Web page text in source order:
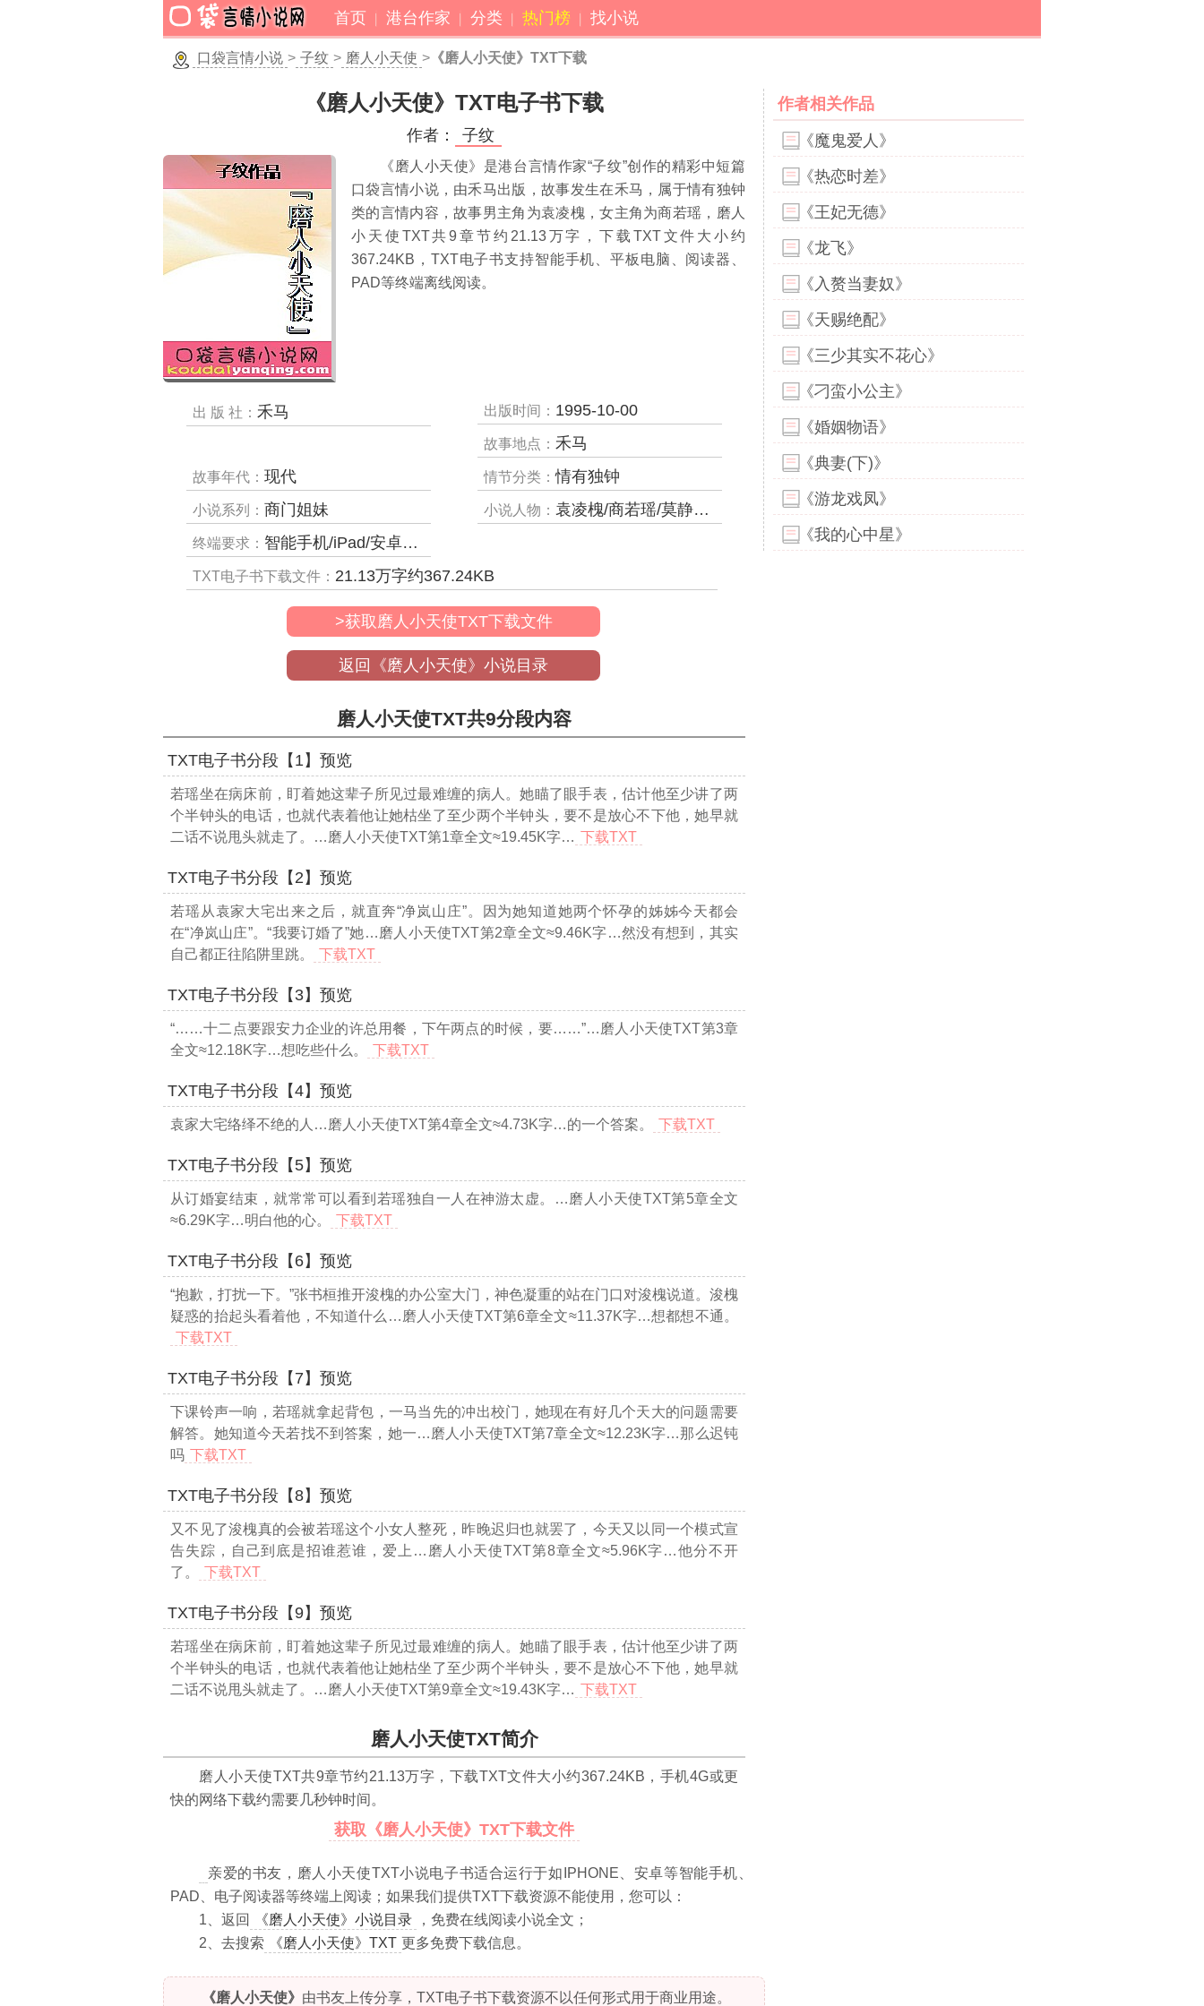
首页 港台作家 分类 热门榜 找小说
口袋言情小说 > 子纹 > 磨人小天使 > 《磨人小天使》TXT下载
《磨人小天使》TXT电子书下载
作者： 子纹
《磨人小天使》是港台言情作家“子纹”创作的精彩中短篇
口袋言情小说，由禾马出版，故事发生在禾马，属于情有独钟
类的言情内容，故事男主角为袁凌槐，女主角为商若瑶，磨人
小天使TXT共9 章节约 21.13万字，下载TXT文件大小约
367.24KB，TXT电子书支持智能手机、平板电脑、阅读器、
PAD等终端离线阅读。
出 版 社： 禾马 出版时间： 1995-10-00
故事地点： 禾马
故事年代： 现代 情节分类：情有独钟
小说系列： 商门姐妹 小说人物： 袁凌槐/商若瑶/莫静婷,卓风
终端要求： 智能手机/iPad/安卓平板/电子阅读器/MP4等
TXT电子书下载文件： 21.13万字约367.24KB
>获取磨人小天使TXT下载文件
返回《磨人小天使》小说目录
磨人小天使TXT共9分段内容
TXT电子书分段【1】预览
若瑶坐在病床前，盯着她这辈子所见过最难缠的病人。她瞄了眼手表，估计他至少讲了两
个半钟头的电话，也就代表着他让她枯坐了至少两个半钟头，要不是放心不下他，她早就
二话不说甩头就走了。
…磨人小天使TXT第1章全文≈19.45K字… 下载TXT
TXT电子书分段【2】预览
若瑶从袁家大宅出来之后，就直奔“净岚山庄”。因为她知道她两个怀孕的姊姊今天都会
在“净岚山庄”。“我要订婚了”她…磨人小天使TXT第2章全文≈9.46K字…然没有想到，其实
自己都正往陷阱里跳。
下载TXT
TXT电子书分段【3】预览
“……十二点要跟安力企业的许总用餐，下午两点的时候，要……”…磨人小天使TXT第3章
全文≈12.18K字…想吃些什么。 下载TXT
TXT电子书分段【4】预览
袁家大宅络绎不绝的人 …磨人小天使TXT第4章全文≈4.73K字…的一个答案。 下载TXT
TXT电子书分段【5】预览
从订婚宴结束，就常常可以看到若瑶独自一人在神游太虚。
…磨人小天使TXT第5章全文
≈6.29K字…明白他的心。 下载TXT
TXT电子书分段【6】预览
“抱歉，打扰一下。”张书桓推开浚槐的办公室大门，神色凝重的站在门口对浚槐说道。浚槐
疑惑的抬起头看着他，不知道什么 …磨人小天使TXT第6章全文≈11.37K字…想都想不通。
下载TXT
TXT电子书分段【7】预览
下课铃声一响，若瑶就拿起背包，一马当先的冲出校门，她现在有好几个天大的问题需要
解答。她知道今天若找不到答案，她一…磨人小天使TXT第7章全文≈12.23K字…那么迟钝
吗 下载TXT
TXT电子书分段【8】预览
又不见了浚槐真的会被若瑶这个小女人整死，昨晚迟归也就罢了，今天又以同一个模式宣
告失踪，自己到底是招谁惹谁，爱上 …磨人小天使TXT第8章全文≈5.96K字…他分不开
了。
下载TXT
TXT电子书分段【9】预览
若瑶坐在病床前，盯着她这辈子所见过最难缠的病人。她瞄了眼手表，估计他至少讲了两
个半钟头的电话，也就代表着他让她枯坐了至少两个半钟头，要不是放心不下他，她早就
二话不说甩头就走了。
…磨人小天使TXT第9章全文≈19.43K字… 下载TXT
磨人小天使TXT简介
磨人小天使TXT共9章节约21.13万字，下载TXT文件大小约367.24KB，手机4G或更
快的网络下载约需要几秒钟时间。
获取《磨人小天使》TXT下载文件
亲爱的书友，磨人小天使TXT小说电子书适合运行于如IPHONE、安卓等智能手机、
PAD、电子阅读器等终端上阅读；如果我们提供TXT下载资源不能使用，您可以：
1、返回
《磨人小天使》小说目录
，免费在线阅读小说全文；
2、去搜索
《磨人小天使》TXT 更多免费下载信息。
《磨人小天使》 由书友上传分享，TXT电子书下载资源不以任何形式用于商业用途。
作者相关作品
《魔鬼爱人》
《热恋时差》
《王妃无德》
《龙飞》
《入赘当妻奴》
《天赐绝配》
《三少其实不花心》
《刁蛮小公主》
《婚姻物语》
《典妻(下)》
《游龙戏凤》
《我的心中星》